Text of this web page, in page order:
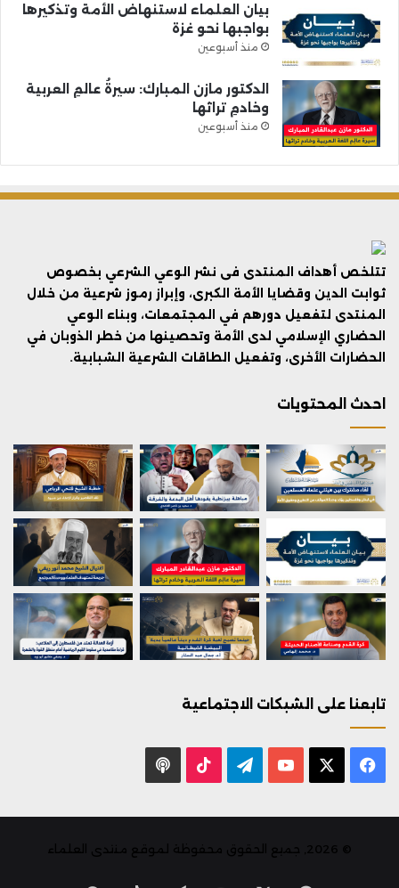
بيان العلماء لاستنهاض الأمة وتذكيرها
بواجبها نحو غزة
منذ أسبوعين
الدكتور مازن المبارك: سيرةُ عالمِ العربية
وخادمِ تراثها
منذ أسبوعين
تتلخص أهداف المنتدى فى نشر الوعي الشرعي بخصوص
ثوابت الدين وقضايا الأمة الكبرى، وإبراز رموز شرعية من خلال
المنتدى لتفعيل دورهم في المجتمعات، وبناء الوعي
الحضاري الإسلامي لدى الأمة وتحصينها من خطر الذوبان في
الحضارات الأخرى، وتفعيل الطاقات الشرعية الشبابية.
احدث المحتويات
تابعنا على الشبكات الاجتماعية
فيسبوك يوتيوب تيلقرام ‫TikTok
© 2026, جميع الحقوق محفوظة لموقع منتدى العلماء